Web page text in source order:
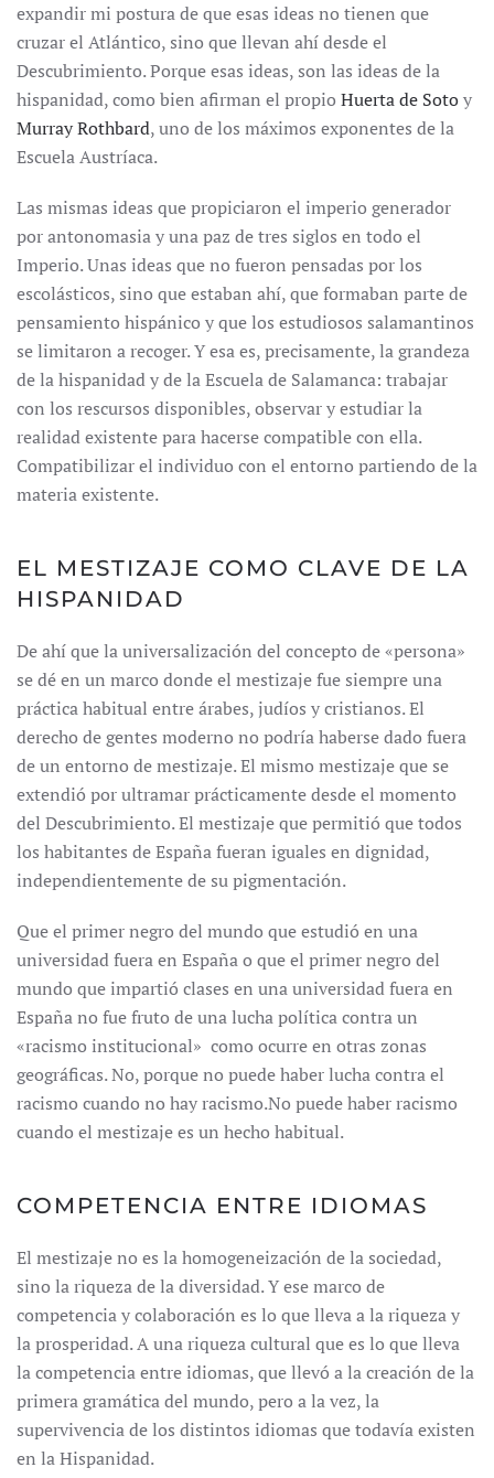
expandir mi postura de que esas ideas no tienen que
cruzar el Atlántico, sino que llevan ahí desde el
Descubrimiento. Porque esas ideas, son las ideas de la
hispanidad, como bien afirman el propio Huerta de Sotoy
Murray Rothbard, uno de los máximos exponentes de la
Escuela Austríaca.
Las mismas ideas que propiciaron el imperio generador
por antonomasia y una paz de tres siglos en todo el
Imperio. Unas ideas que no fueron pensadas por los
escolásticos, sino que estaban ahí, que formaban parte de
pensamiento hispánico y que los estudiosos salamantinos
se limitaron a recoger. Y esa es, precisamente, la grandeza
de la hispanidad y de la Escuela de Salamanca: trabajar
con los rescursos disponibles, observar y estudiar la
realidad existente para hacerse compatible con ella.
Compatibilizar el individuo con el entorno partiendo de la
materia existente.
EL MESTIZAJE COMO CLAVE DE LA
HISPANIDAD
De ahí que la universalización del concepto de «persona»
se dé en un marco donde el mestizaje fue siempre una
práctica habitual entre árabes, judíos y cristianos. El
derecho de gentes moderno no podría haberse dado fuera
de un entorno de mestizaje. El mismo mestizaje que se
extendió por ultramar prácticamente desde el momento
del Descubrimiento. El mestizaje que permitió que todos
los habitantes de España fueran iguales en dignidad,
independientemente de su pigmentación.
Que el primer negro del mundo que estudió en una
universidad fuera en España o que el primer negro del
mundo que impartió clases en una universidad fuera en
España no fue fruto de una lucha política contra un
«racismo institucional» como ocurre en otras zonas
geográficas. No, porque no puede haber lucha contra el
racismo cuando no hay racismo.No puede haber racismo
cuando el mestizaje es un hecho habitual.
COMPETENCIA ENTRE IDIOMAS
El mestizaje no es la homogeneización de la sociedad,
sino la riqueza de la diversidad. Y ese marco de
competencia y colaboración es lo que lleva a la riqueza y
la prosperidad. A una riqueza cultural que es lo que lleva
la competencia entre idiomas, que llevó a la creación de la
primera gramática del mundo, pero a la vez, la
supervivencia de los distintos idiomas que todavía existen
en la Hispanidad.